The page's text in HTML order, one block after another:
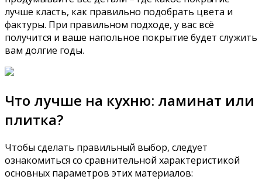
лучше класть, как правильно подобрать цвета и
фактуры. При правильном подходе, у вас всё
получится и ваше напольное покрытие будет служить
вам долгие годы.
Что лучше на кухню: ламинат или
плитка?
Чтобы сделать правильный выбор, следует
ознакомиться со сравнительной характеристикой
основных параметров этих материалов: